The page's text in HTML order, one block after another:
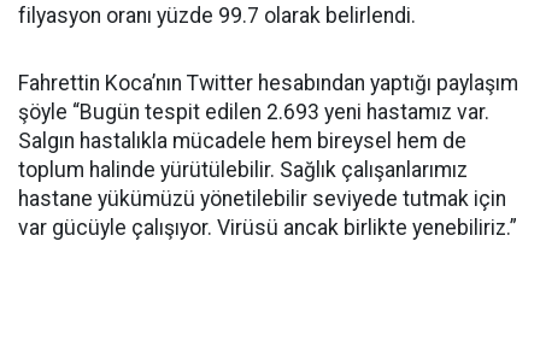
filyasyon oranı yüzde 99.7 olarak belirlendi.
Fahrettin Koca’nın Twitter hesabından yaptığı paylaşım
şöyle “Bugün tespit edilen 2.693 yeni hastamız var.
Salgın hastalıkla mücadele hem bireysel hem de
toplum halinde yürütülebilir. Sağlık çalışanlarımız
hastane yükümüzü yönetilebilir seviyede tutmak için
var gücüyle çalışıyor. Virüsü ancak birlikte yenebiliriz.”